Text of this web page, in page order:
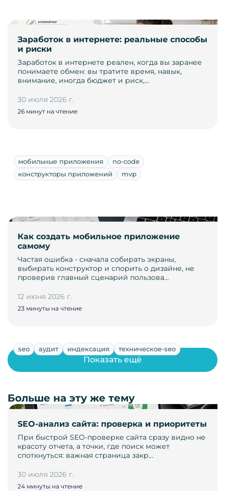
Заработок в интернете: реальные способы
и риски
Заработок в интернете реален, когда вы заранее
понимаете обмен: вы тратите время, навык,
внимание, иногда бюджет и риск,…
30 июля 2026 г.
26 минут на чтение
мобильные приложения
no-code
конструкторы приложений
mvp
Как создать мобильное приложение
самому
Частая ошибка - сначала собирать экраны,
выбирать конструктор и спорить о дизайне, не
проверив главный сценарий пользова…
12 июня 2026 г.
23 минуты на чтение
seo аудит индексация техническое-seo
SEO-анализ сайта: проверка и приоритеты
При быстрой SEO-проверке сайта сразу видно не
красоту отчета, а точки, где поиск может
споткнуться: важная страница закр…
30 июля 2026 г.
24 минуты на чтение
Показать ещё
Больше на эту же тему